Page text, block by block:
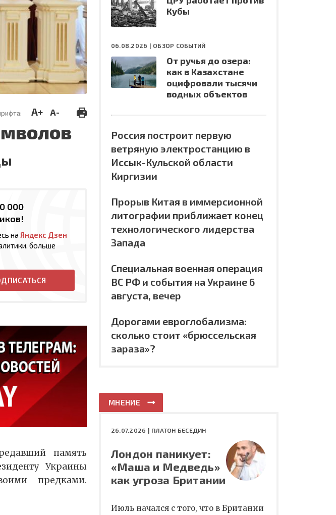
A+ A-
000
на Яндекс Дзен
больше
память
Украины
предками.
Кубы
06.08.2026 | ОБЗОР СОБЫТИЙ
От ручья до озера:
как в Казахстане
оцифровали тысячи
водных объектов
Россия построит первую
ветряную электростанцию в
Иссык-Кульской области
Киргизии
Прорыв Китая в иммерсионной
литографии приближает конец
технологического лидерства
Запада
Специальная военная операция
ВС РФ и события на Украине 6
августа, вечер
Дорогами евроглобализма:
сколько стоит «брюссельская
зараза»?
МНЕНИЕ
26.07.2026 | ПЛАТОН БЕСЕДИН
Лондон паникует:
«Маша и Медведь»
как угроза Британии
Июль начался с того, что в Британии